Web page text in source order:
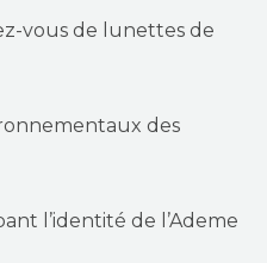
vous de lunettes de
des
l’identité de l’Ademe